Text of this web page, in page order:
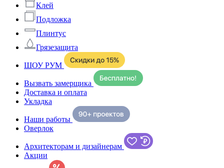
Клей
Подложка
Плинтус
Грязезащита
ШОУ РУМ
Вызвать замерщика
Доставка и оплата
Укладка
Наши работы
Оверлок
Архитекторам и дизайнерам
Акции